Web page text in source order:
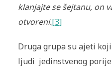
klanjajte se šejtanu, on
otvoreni.[3]
Druga grupa su ajeti
ljudi jedinstvenog